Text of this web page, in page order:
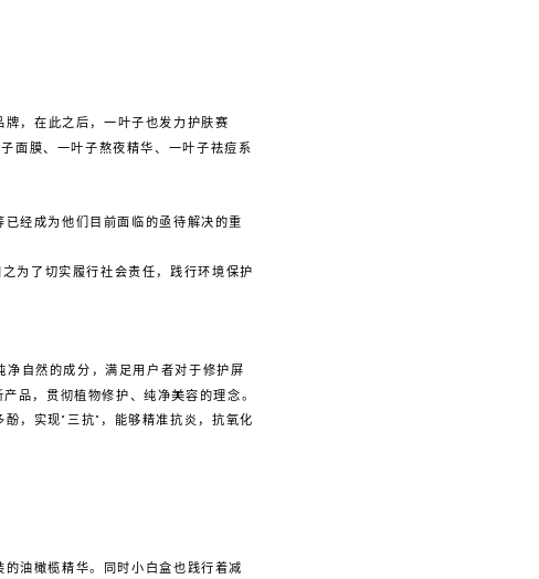
，在此之后，一叶子也发力护肤赛
面膜、一叶子熬夜精华、一叶子祛痘系
经成为他们目前面临的亟待解决的重
为了切实履行社会责任，践行环境保护
净自然的成分，满足用户者对于修护屏
品，贯彻植物修护、纯净美容的理念。
，实现“三抗”，能够精准抗炎，抗氧化
油橄榄精华。同时小白盒也践行着减